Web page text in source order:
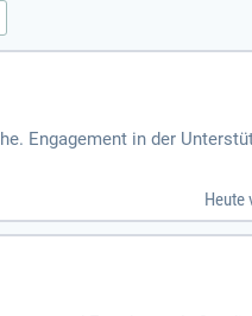
Engagement in der
Heute